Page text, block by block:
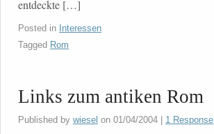
entdeckte […]
Posted in Interessen
Tagged Rom
Links zum antiken Rom
Published by wiesel on 01/04/2004 1 Response